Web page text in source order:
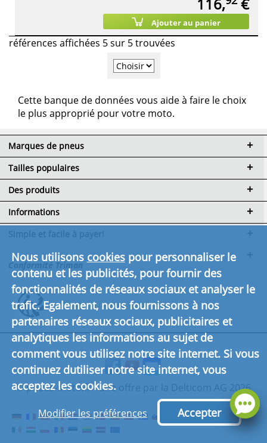
Ajouter au panier
références affichées 5 sur 5 trouvées
Cette banque de données vous aide à faire le choix
le plus approprié pour votre moto.
Marques de pneus
Tailles populaires
Des produits
Informations
et de livraison
Inscription partenaire de
Conformité Triman
Cliquez ici pour en savoir plus.
© pneus-moto.fr - une offre par la Delticom AG 2026
Nous utilisons cookiespour personnaliser le
contenu et les publicités, pour fournir des
fonctionnalités de réseaux sociaux et analyser le
trafic. Egalement, nous fournissons à nos
partenaires réseaux sociaux, publicitaires et
analytiques les informations au sujet de
comment vous utilisez notre site internet. Si vous
continuez dutiliser notre site internet, vous
acceptez les cookies.
Modifier les préférences Accepter